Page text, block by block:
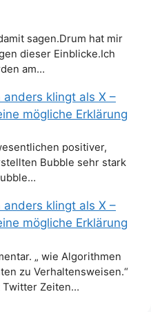
sagen.Drum hat mir
dieser Einblicke.Ich
am…
klingt als X –
mögliche Erklärung
positiver,
Bubble sehr stark
klingt als X –
mögliche Erklärung
„ wie Algorithmen
zu Verhaltensweisen.“
Twitter Zeiten…